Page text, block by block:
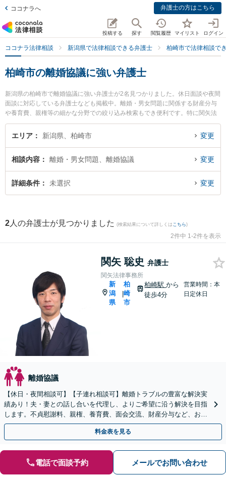
ココナラへ 弁護士の方はこちら
投稿する 探す 閲覧履歴 マイリスト ログイン
ココナラ法律相談 新潟県で法律相談できる弁護士 柏崎市で法律相談で
柏崎市の離婚協議に強い弁護士
新潟県の柏崎市で離婚協議に強い弁護士が2名見つかりました。休日面談や夜間
面談に対応している弁護士なども掲載中。離婚・男女問題に関係する財産分与
や養育費、親権等の細かな分野での絞り込み検索もでき便利です。特に関矢法
律事務所の関矢 聡史弁護士や柏崎きぼう法律事務所の田才 淳一弁護士のプロフ
ィール情報や弁護士費用、強みなどが注目されています。『柏崎市で土日や夜
婚協議を法律相談できる柏崎市内の弁護士に相談予約したい』などでお困りの
相談者さんにおすすめです。
エリア 新潟県、柏崎市 変更
相談内容 離婚・男女問題、離婚協議 変更
詳細条件 未選択 変更
2 人の弁護士が見つかりました (検索結果について詳しくは こちら)
2件中 1-2件を表示
関矢 聡史 弁護士
関矢法律事務所
新
潟
県
|
柏
崎
市
柏崎駅から
徒歩4分
営業時間：本
日定休日
離婚協議
【休日・夜間相談可】【子連れ相談可】離婚トラブルの豊富な解決実
績あり！夫・妻との話し合いを代理し、よりご希望に沿う解決を目指
します。不貞慰謝料、親権、養育費、面会交流、財産分与など、お気
軽にご相談ください【柏崎駅4分】【弁護士歴10年以上】
料金表を見る
電話で面談予約 メールでお問い合わせ